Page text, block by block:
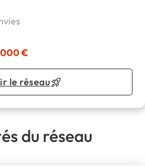
€
le réseau
du réseau